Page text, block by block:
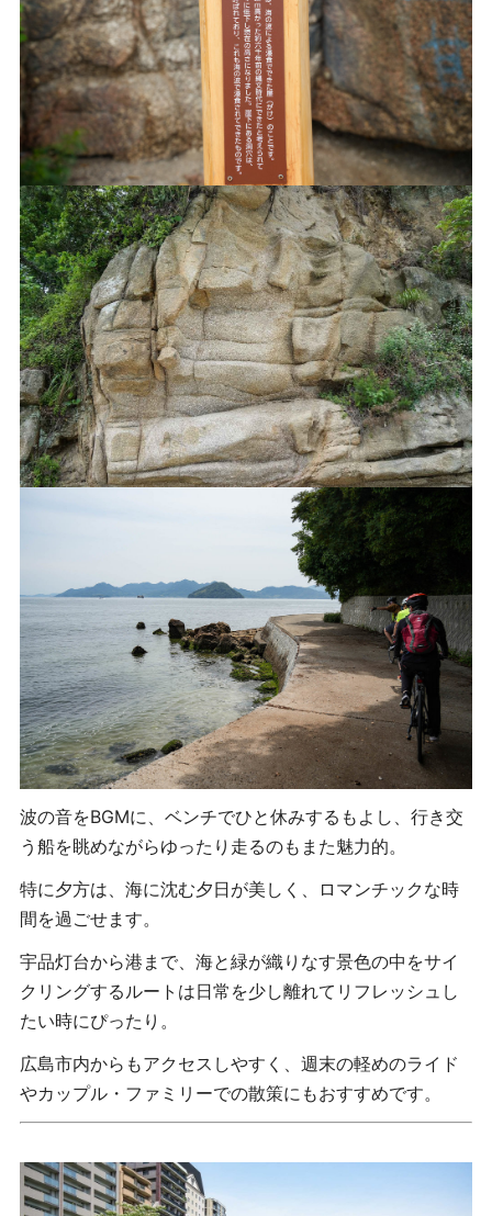
波の音をBGMに、ベンチでひと休みするもよし、行き交
う船を眺めながらゆったり走るのもまた魅力的。
特に夕方は、海に沈む夕日が美しく、ロマンチックな時
間を過ごせます。
宇品灯台から港まで、海と緑が織りなす景色の中をサイ
クリングするルートは日常を少し離れてリフレッシュし
たい時にぴったり。
広島市内からもアクセスしやすく、週末の軽めのライド
やカップル・ファミリーでの散策にもおすすめです。